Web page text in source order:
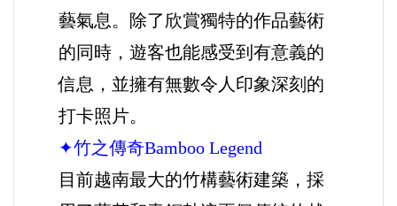
藝氣息。除了欣賞獨特的作品藝術
的同時，遊客也能感受到有意義的
信息，並擁有無數令人印象深刻的
打卡照片。
✦竹之傳奇Bamboo Legend
目前越南最大的竹構藝術建築，採